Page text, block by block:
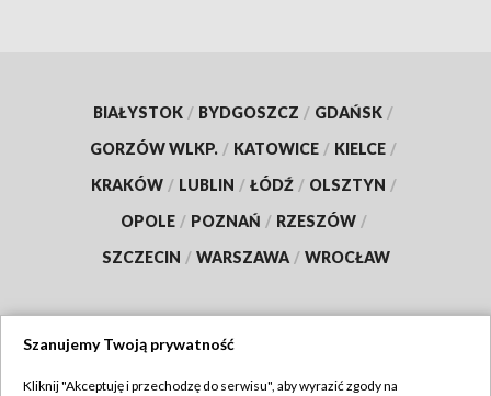
BIAŁYSTOK / BYDGOSZCZ / GDAŃSK /
GORZÓW WLKP. / KATOWICE / KIELCE /
KRAKÓW / LUBLIN / ŁÓDŹ / OLSZTYN /
OPOLE / POZNAŃ / RZESZÓW /
SZCZECIN / WARSZAWA / WROCŁAW
Szanujemy Twoją prywatność
Kliknij "Akceptuję i przechodzę do serwisu", aby wyrazić zgody na